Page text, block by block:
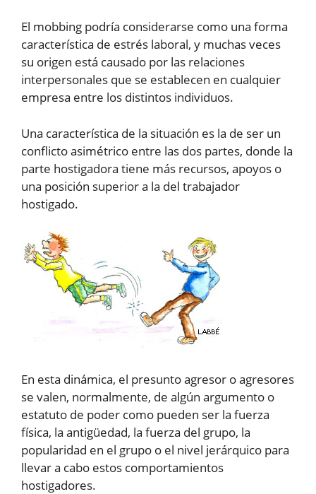
El mobbing podría considerarse como una forma
característica de estrés laboral, y muchas veces
su origen está causado por las relaciones
interpersonales que se establecen en cualquier
empresa entre los distintos individuos.
Una característica de la situación es la de ser un
conflicto asimétrico entre las dos partes, donde la
parte hostigadora tiene más recursos, apoyos o
una posición superior a la del trabajador
hostigado.
En esta dinámica, el presunto agresor o agresores
se valen, normalmente, de algún argumento o
estatuto de poder como pueden ser la fuerza
física, la antigüedad, la fuerza del grupo, la
popularidad en el grupo o el nivel jerárquico para
llevar a cabo estos comportamientos
hostigadores.